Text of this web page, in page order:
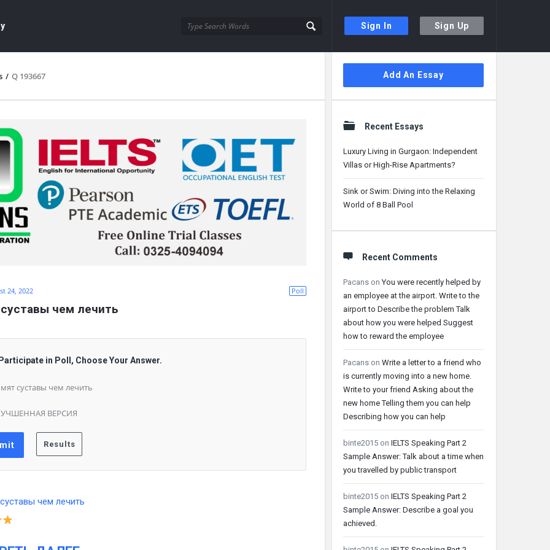
Sign In Sign Up
/ Q 193667
Poll
24, 2022
чем лечить
in Poll, Choose Your Answer.
суставы чем лечить
ВЕРСИЯ
Sidebar
Add An Essay
Recent Essays
Luxury Living in Gurgaon: Independent
Villas or High-Rise Apartments?
Sink or Swim: Diving into the Relaxing
World of 8 Ball Pool
Recent Comments
Pacans onYou were recently helped by
an employee at the airport. Write to the
airport to Describe the problem Talk
about how you were helped Suggest
how to reward the employee
Pacans on Write a letter to a friend who
is currently moving into a new home.
Write to your friend Asking about the
new home Telling them you can help
Describing how you can help
binte2015 on IELTS Speaking Part 2
Sample Answer: Talk about a time when
you travelled by public transport
binte2015 on IELTS Speaking Part 2
Sample Answer: Describe a goal you
achieved.